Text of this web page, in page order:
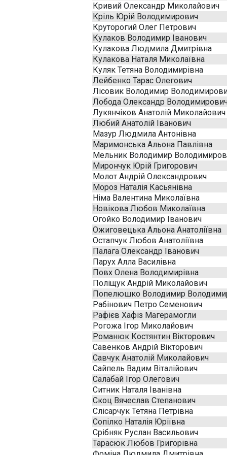
Кривий Олександр Миколайович
Кріль Юрій Володимирович
Круторогий Олег Петрович
Кулаков Володимир Іванович
Кулакова Людмила Дмитрівна
Кулакова Наталя Миколаївна
Куляк Тетяна Володимирівна
Лейбенко Тарас Олегович
Лісовик Володимир
Лобода Олександр
Лукянчіков Анатолій Миколайович
Любий Анатолій Іванович
Мазур Людмила Антонівна
Маримонська Альона Павлівна
Мельник Володимир
Мирончук Юрій Григорович
Молот Андрій Олександрович
Мороз Наталія Касьянівна
Німа Валентина Миколаївна
Новікова Любов Миколаївна
Огойко Володимир Іванович
Ожиговецька Альона Анатоліївна
Остапчук Любов Анатоліївна
Палага Олександр Іванович
Парух Алла Василівна
Повх Олена Володимирівна
Поліщук Андрій Миколайович
Попелюшко Володимир
Рабінович Петро Семенович
Рафієв Хафіз Магерамогли
Рогожа Ігор Миколайович
Романюк Костянтин Вікторович
Савенков Андрій Вікторович
Савчук Анатолій Миколайович
Сайпель Вадим Віталійович
Салабай Ігор Олегович
Ситник Наталя Іванівна
Скоц Вячеслав Степанович
Слісарчук Тетяна Петрівна
Сопілко Наталія Юріївна
Срібняк Руслан Васильович
Тарасюк Любов Григорівна